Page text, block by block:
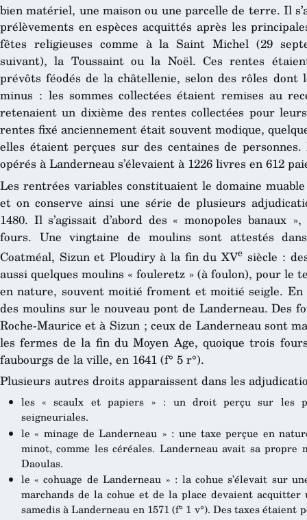
bien matériel, une maison ou une parcelle de terre. Il
prélèvements en espèces acquittés après les
fêtes religieuses comme à la Saint Michel (29
suivant), la Toussaint ou la Noël. Ces rentes
prévôts féodés de la châtellenie, selon des rôles
minus : les sommes collectées étaient remises au
retenaient un dixième des rentes collectées pour
rentes fixé anciennement était souvent modique,
elles étaient perçues sur des centaines de
opérés à Landerneau s’élevaient à 1226 livres en 612
Les rentrées variables constituaient le domaine
et on conserve ainsi une série de plusieurs
1480. Il s’agissait d’abord des « monopoles banaux
fours. Une vingtaine de moulins sont attestés
Coatméal, Sizun et Ploudiry à la fin du XVesiècle :
aussi quelques moulins « fouleretz » (à foulon), pour le
en nature, souvent moitié froment et moitié seigle.
des moulins sur le nouveau pont de Landerneau. Des
Roche-Maurice et à Sizun ; ceux de Landerneau sont
les fermes de la fin du Moyen Age, quoique trois
faubourgs de la ville, en 1641 (f° 5 r°).
Plusieurs autres droits apparaissent dans les
les « scaulx et papiers » : un droit perçu sur les
seigneuriales.
le « minage de Landerneau » : une taxe perçue en
minot, comme les céréales. Landerneau avait sa propre
Daoulas.
le « cohuage de Landerneau » : la cohue s’élevait sur
marchands de la cohue et de la place devaient
samedis à Landerneau en 1571 (f° 1 v°). Des taxes